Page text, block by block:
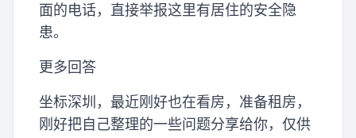
面的电话，直接举报这里有居住的安全隐
患。
更多回答
坐标深圳，最近刚好也在看房，准备租房，
刚好把自己整理的一些问题分享给你，仅供